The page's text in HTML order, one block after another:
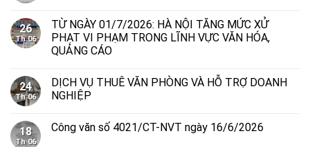
26
Th 06
TỪ NGÀY 01/7/2026: HÀ NỘI TĂNG MỨC XỬ
PHẠT VI PHẠM TRONG LĨNH VỰC VĂN HÓA,
QUẢNG CÁO
24
Th 06
DỊCH VỤ THUÊ VĂN PHÒNG VÀ HỖ TRỢ DOANH
NGHIỆP
18
Th 06
Công văn số 4021/CT-NVT ngày 16/6/2026